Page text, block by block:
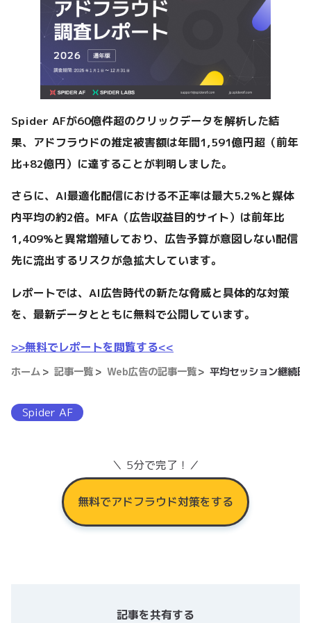
Spider AFが60億件超のクリックデータを解析した結
果、アドフラウドの推定被害額は年間1,591億円超（前年
比+82億円）に達することが判明しました。
さらに、AI最適化配信における不正率は最大5.2%と媒体
内平均の約2倍。MFA（広告収益目的サイト）は前年比
1,409%と異常増殖しており、広告予算が意図しない配信
先に流出するリスクが急拡大しています。
レポートでは、AI広告時代の新たな脅威と具体的な対策
を、最新データとともに無料で公開しています。
>>無料でレポートを閲覧する<<
ホーム 記事一覧 Web広告の記事一覧 平均セッション継続
Spider AF
＼ 5分で完了！／
無料でアドフラウド対策をする
記事を共有する